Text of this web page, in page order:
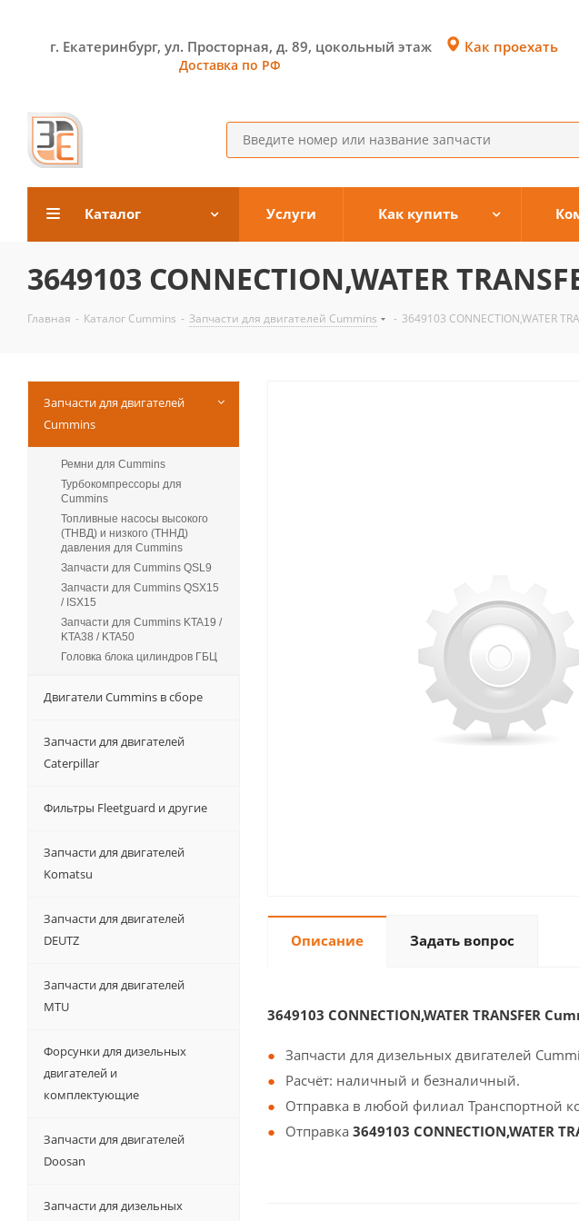
г. Екатеринбург, ул. Просторная, д. 89, цокольный этаж
Доставка по РФ
Как проехать
Каталог Услуги Как купить
3649103 CONNECTION,WATER
Главная - Каталог Cummins - Запчасти для двигателей Cummins - 3649103 CONNECTION,WATER
Описание Задать вопрос
3649103 CONNECTION,WATER TRANSFER
Запчасти для дизельных двигателей
Расчёт: наличный и безналичный.
Отправка в любой филиал Транспортной
Отправка 3649103 CONNECTION,WATER
Запчасти для двигателей
Cummins
Ремни для Cummins
Турбокомпрессоры для
Сummins
Топливные насосы высокого
(ТНВД) и низкого (ТННД)
давления для Cummins
Запчасти для Cummins QSL9
Запчасти для Cummins QSX15
/ ISX15
Запчасти для Cummins KTA19 /
KTA38 / KTA50
Головка блока цилиндров ГБЦ
Двигатели Cummins в сборе
Запчасти для двигателей
Caterpillar
Фильтры Fleetguard и другие
Запчасти для двигателей
Komatsu
Запчасти для двигателей
DEUTZ
Запчасти для двигателей
MTU
Форсунки для дизельных
двигателей и
комплектующие
Запчасти для двигателей
Doosan
Запчасти для дизельных